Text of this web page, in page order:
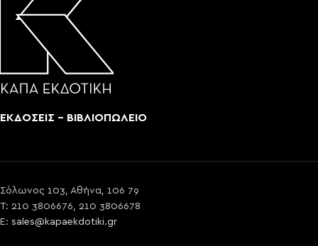
ΕΚΔΟΣΕΙΣ - ΒΙΒΛΙΟΠΩΛΕΙΟ
Σόλωνος 103, Αθήνα, 106 79
T: 210 3806676, 210 3806678
E: sales@kapaekdotiki.gr